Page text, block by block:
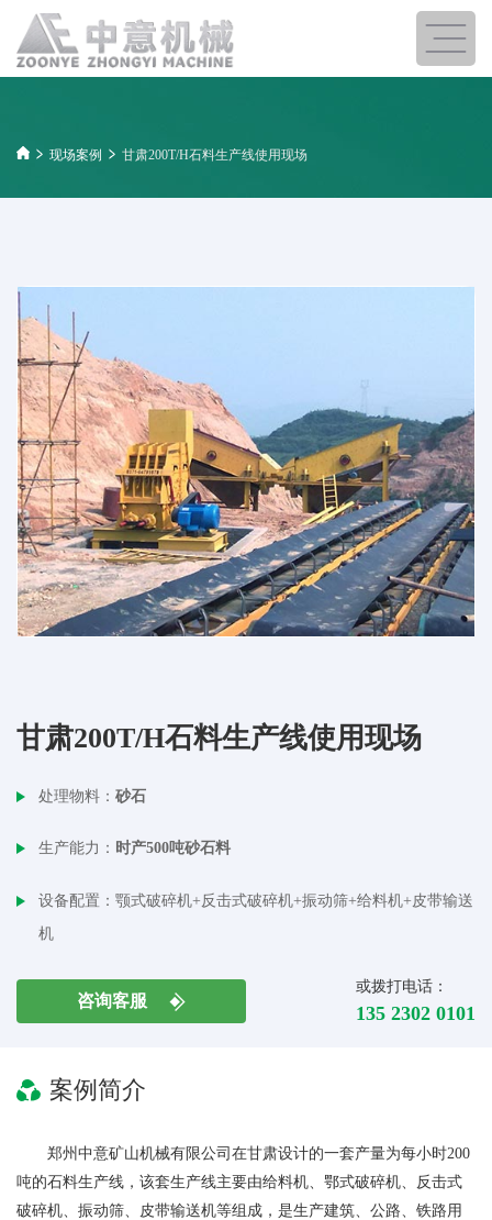
现场案例 甘肃200T/H石料生产线使用现场
甘肃200T/H石料生产线使用现场
处理物料： 砂石
生产能力： 时产500吨砂石料
设备配置： 颚式破碎机+反击式破碎机+振动筛+给料机+皮带输送
机
咨询客服
或拨打电话：
135 2302 0101
案例简介
郑州中意矿山机械有限公司在甘肃设计的一套产量为每小时200
吨的石料生产线，该套生产线主要由给料机、鄂式破碎机、反击式
破碎机、振动筛、皮带输送机等组成，是生产建筑、公路、铁路用